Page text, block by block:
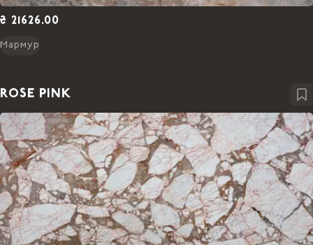
₴ 21626.00
Мармур
ROSE PINK